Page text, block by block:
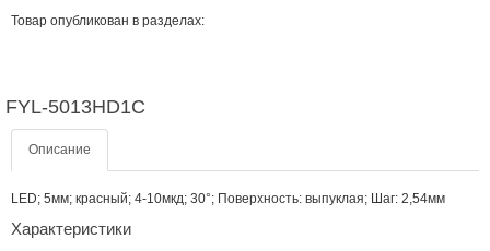
Товар опубликован в разделах:
FYL-5013HD1C
Описание
LED; 5мм; красный; 4-10мкд; 30°; Поверхность: выпуклая; Шаг: 2,54мм
Характеристики